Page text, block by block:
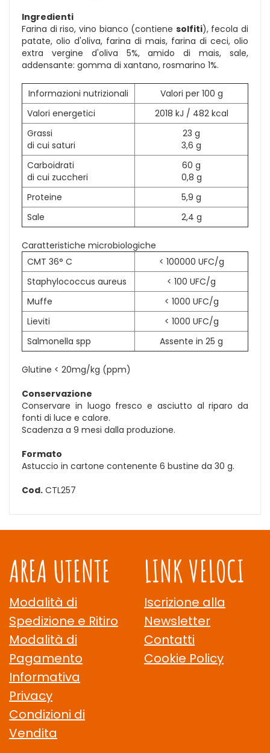
Ingredienti
Farina di riso, vino bianco (contiene solfiti), fecola di
patate, olio d'oliva, farina di mais, farina di ceci, olio
extra vergine d'oliva 5%, amido di mais, sale,
addensante: gomma di xantano, rosmarino 1%.
Informazioni nutrizionali
Valori per 100 g
Valori energetici
2018 kJ / 482 kcal
Grassi
di cui saturi
23 g
3,6 g
Carboidrati
di cui zuccheri
60 g
0,8 g
Proteine
5,9 g
Sale
2,4 g
Caratteristiche microbiologiche
CMT 36° C
< 100000 UFC/g
Staphylococcus aureus
< 100 UFC/g
Muffe
< 1000 UFC/g
Lieviti
< 1000 UFC/g
Salmonella spp
Assente in 25 g
Glutine < 20mg/kg (ppm)
Conservazione
Conservare in luogo fresco e asciutto al riparo da
fonti di luce e calore.
Scadenza a 9 mesi dalla produzione.
Formato
Astuccio in cartone contenente 6 bustine da 30 g.
Cod. CTL257
AREA UTENTE
Modalità di
Spedizione e Ritiro
Modalità di
Pagamento
Informativa
Privacy
Condizioni di
Vendita
LINK VELOCI
Iscrizione alla
Newsletter
Contatti
Cookie Policy